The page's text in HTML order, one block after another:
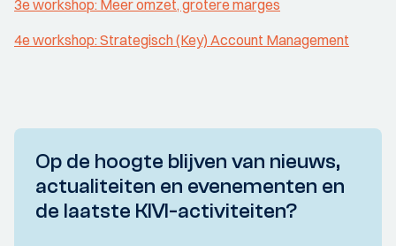
3e workshop: Meer omzet, grotere marges
4e workshop: Strategisch (Key) Account Management
Op de hoogte blijven van nieuws,
actualiteiten en evenementen en
de laatste KIVI-activiteiten?